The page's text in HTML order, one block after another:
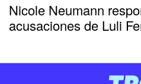
Nicole Neumann
acusaciones de Luli